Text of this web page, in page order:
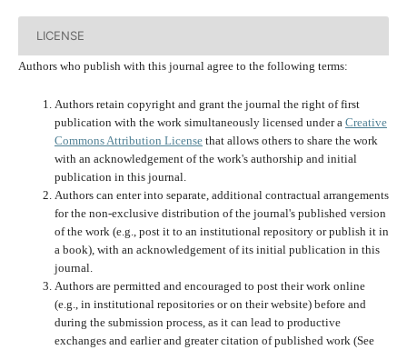
LICENSE
Authors who publish with this journal agree to the following terms:
Authors retain copyright and grant the journal the right of first
publication with the work simultaneously licensed under a Creative
Commons Attribution Licensethat allows others to share the work
with an acknowledgement of the work's authorship and initial
publication in this journal.
Authors can enter into separate, additional contractual arrangements
for the non-exclusive distribution of the journal's published version
of the work (e.g., post it to an institutional repository or publish it in
a book), with an acknowledgement of its initial publication in this
journal.
Authors are permitted and encouraged to post their work online
(e.g., in institutional repositories or on their website) before and
during the submission process, as it can lead to productive
exchanges and earlier and greater citation of published work (See